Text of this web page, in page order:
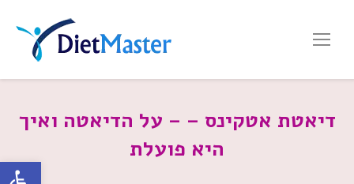
פתח
דיאטת אטקינס – – על הדיאטה ואיך
היא פועלת